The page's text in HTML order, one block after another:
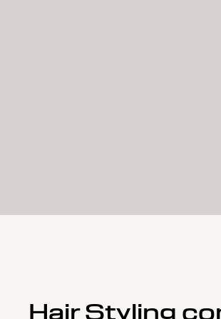
Hair Styling